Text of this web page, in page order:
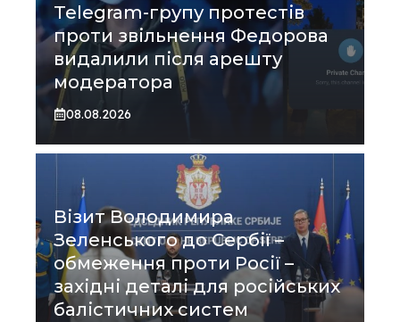
Telegram-групу протестів
проти звільнення Федорова
видалили після арешту
модератора
08.08.2026
Візит Володимира
Зеленського до Сербії –
обмеження проти Росії –
західні деталі для російських
балістичних систем